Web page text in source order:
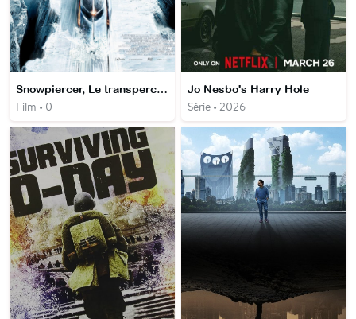
Snowpiercer, Le transperceneige
Film • 0
Jo Nesbo's Harry Hole
Série • 2026